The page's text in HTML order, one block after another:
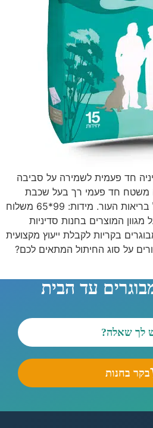
חד פעמית לשמירה על סביבה
משטח חד פעמי רך בעל שכבת
נושמת המסייעת בשמירה על בריאות העור. מידות: 99*65 משלוח
המוצרים בחנות סדיניות
בקריות לקבלת ייעוץ מקצועית
על סוג החיתול המתאים לכם?
עד הבית
לך שאלה?
בקר בחנות